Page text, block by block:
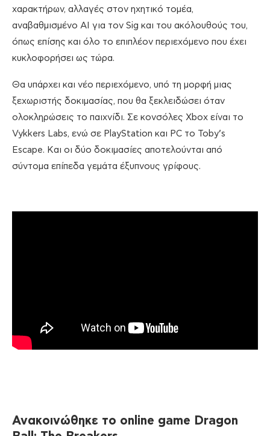
χαρακτήρων, αλλαγές στον ηχητικό τομέα,
αναβαθμισμένο AI για τον Sig και του ακόλουθούς του,
όπως επίσης και όλο το επιπλέον περιεχόμενο που έχει
κυκλοφορήσει ως τώρα.
Θα υπάρχει και νέο περιεχόμενο, υπό τη μορφή μιας
ξεχωριστής δοκιμασίας, που θα ξεκλειδώσει όταν
ολοκληρώσεις το παιχνίδι. Σε κονσόλες Xbox είναι το
Vykkers Labs, ενώ σε PlayStation και PC το Toby’s
Escape. Και οι δύο δοκιμασίες αποτελούνται από
σύντομα επίπεδα γεμάτα έξυπνους γρίφους.
Ανακοινώθηκε το online game Dragon